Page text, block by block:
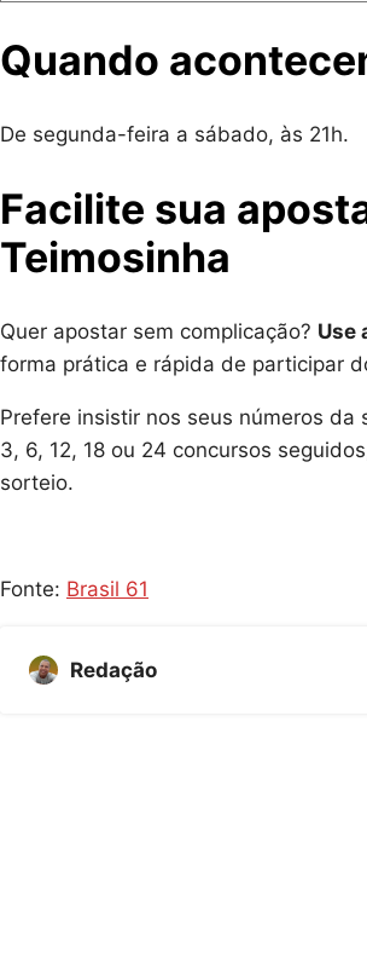
Quando
De segunda-feira a sábado, às 21h.
Facilite sua
Teimosinha
Quer apostar sem complicação? Use
forma prática e rápida de participar
Prefere insistir nos seus números da
3, 6, 12, 18 ou 24 concursos
sorteio.
Fonte: Brasil 61
Redação